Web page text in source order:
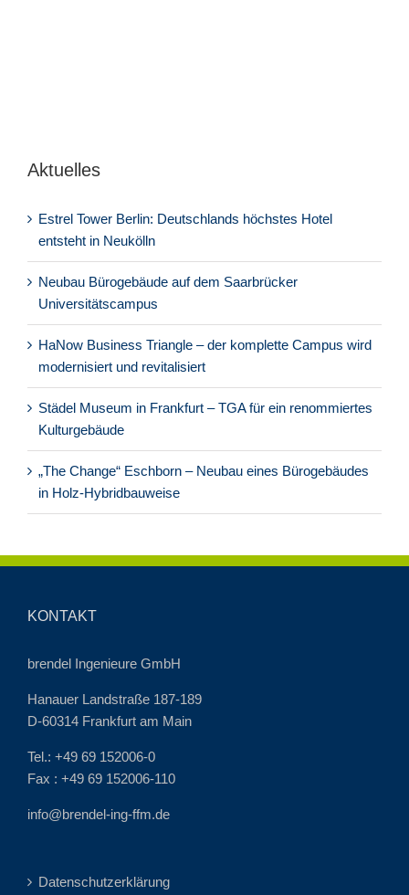
Aktuelles
Estrel Tower Berlin: Deutschlands höchstes Hotel
entsteht in Neukölln
Neubau Bürogebäude auf dem Saarbrücker
Universitätscampus
HaNow Business Triangle – der komplette Campus wird
modernisiert und revitalisiert
Städel Museum in Frankfurt – TGA für ein renommiertes
Kulturgebäude
„The Change“ Eschborn – Neubau eines Bürogebäudes
in Holz-Hybridbauweise
KONTAKT
brendel Ingenieure GmbH
Hanauer Landstraße 187-189
D-60314 Frankfurt am Main
Tel.: +49 69 152006-0
Fax : +49 69 152006-110
info@brendel-ing-ffm.de
Datenschutzerklärung